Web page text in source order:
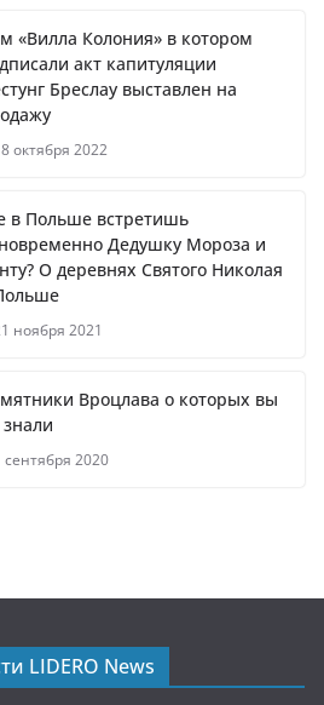
«Вилла Колония» в котором
акт капитуляции
Бреслау выставлен на
октября 2022
в Польше встретишь
Дедушку Мороза и
О деревнях Святого Николая
ноября 2021
Вроцлава о которых вы
сентября 2020
LIDERO News